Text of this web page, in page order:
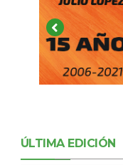
ÚLTIMA EDICIÓN